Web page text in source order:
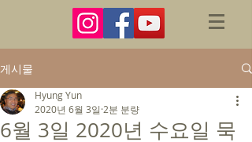
게시물
6월 3일 2020년 수요일 묵
Hyung Yun
2020년 6월 3일 2분 분량